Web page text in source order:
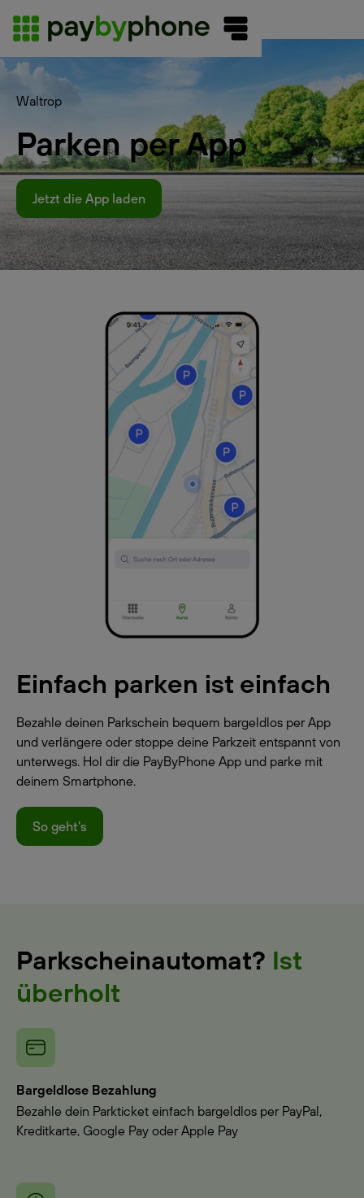
Waltrop
Parken per App
Jetzt die App laden
Einfach parken ist einfach
Bezahle deinen Parkschein bequem bargeldlos per App
und verlängere oder stoppe deine Parkzeit entspannt von
unterwegs. Hol dir die PayByPhone App und parke mit
deinem Smartphone.
So geht's
Parkscheinautomat? Ist
überholt
Bargeldlose Bezahlung
Bezahle dein Parkticket einfach bargeldlos per PayPal,
Kreditkarte, Google Pay oder Apple Pay